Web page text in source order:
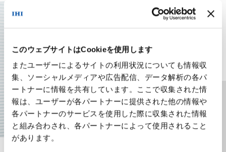
このウェブサイトはCookieを使用します
またユーザーによるサイトの利用状況についても情報収
集、ソーシャルメディアや広告配信、データ解析の各パ
ートナーに情報を共有しています。ここで収集された情
報は、ユーザーが各パートナーに提供された他の情報や
各パートナーのサービスを使用した際に収集された情報
と組み合わされ、各パートナーによって使用されること
があります。
八ッ場ダム建設に必要な、
10の設備を一括受注。